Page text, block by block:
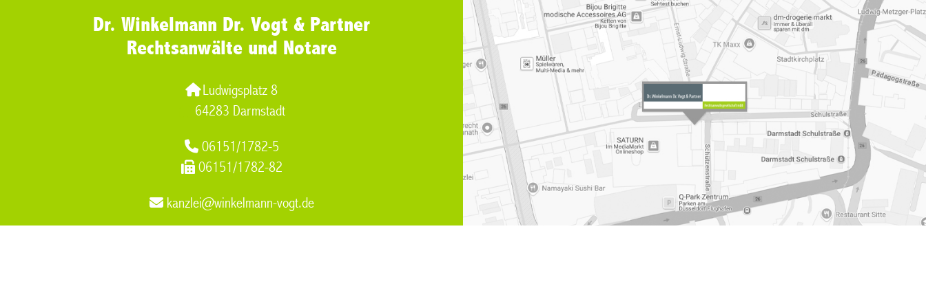
Dr. Winkelmann Dr. Vogt & Partner
Rechtsanwälte und Notare
Ludwigsplatz 8
64283 Darmstadt
06151/1782-5
06151/1782-82
kanzlei@winkelmann-vogt.de